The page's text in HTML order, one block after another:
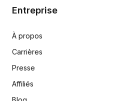
Entreprise
À propos
Carrières
Presse
Affiliés